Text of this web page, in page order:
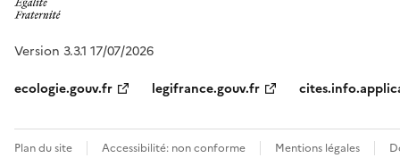
Version 3.3.1 17/07/2026
ecologie.gouv.fr
legifrance.gouv.fr
Plan du site Accessibilité: non conforme Mentions légales